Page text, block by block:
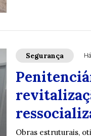
Segurança
Obras estruturais,